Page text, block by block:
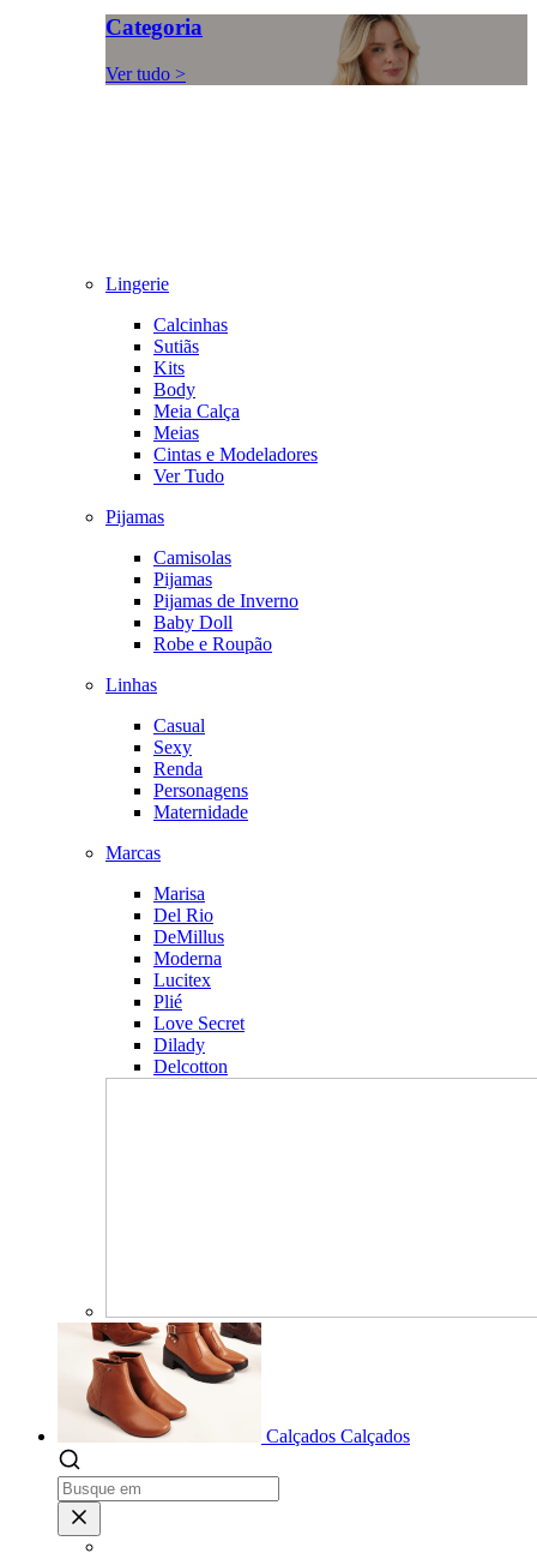
Categoria
Ver tudo >
Lingerie
Calcinhas
Sutiãs
Kits
Body
Meia Calça
Meias
Cintas e Modeladores
Ver Tudo
Pijamas
Camisolas
Pijamas
Pijamas de Inverno
Baby Doll
Robe e Roupão
Linhas
Casual
Sexy
Renda
Personagens
Maternidade
Marcas
Marisa
Del Rio
DeMillus
Moderna
Lucitex
Plié
Love Secret
Dilady
Delcotton
Calçados Calçados